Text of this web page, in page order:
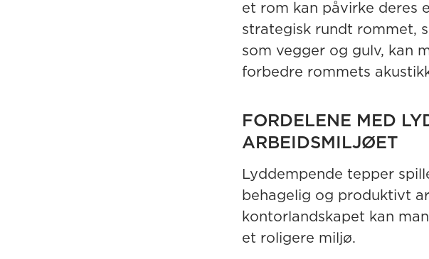
et rom kan påvirke deres
strategisk rundt rommet,
som vegger og gulv, kan
forbedre rommets
FORDELENE MED
ARBEIDSMILJØET
Lyddempende tepper
behagelig og produktivt
kontorlandskapet kan
et roligere miljø.